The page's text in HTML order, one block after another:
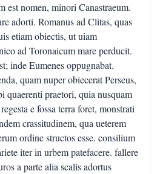
est nomen, minori Canastraeum.
adorti. Romanus ad Clitas, quas
etiam obiectis, ut uiam
ad Toronaicum mare perducit.
inde Eumenes oppugnabat.
quam nuper obiecerat Perseus,
quaerenti praetori, quia nusquam
e fossa terra foret, monstrati
crassitudinem, qua ueterem
ordine structos esse. consilium
iter in urbem patefacere. fallere
a parte alia scalis adortus